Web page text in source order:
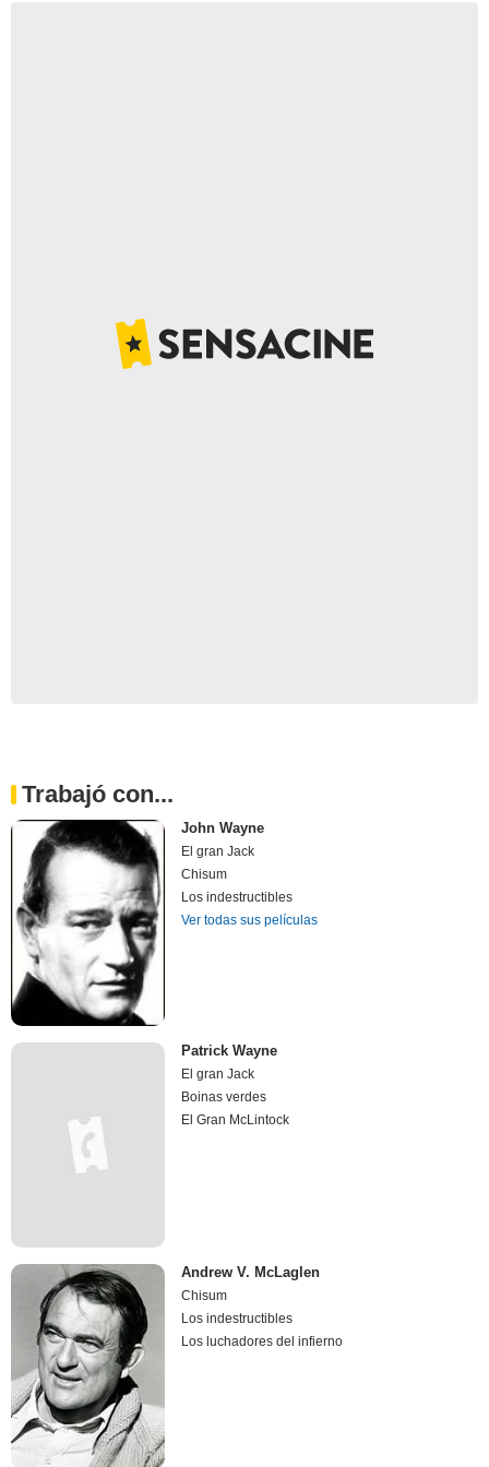
Trabajó con...
John Wayne
El gran Jack
Chisum
Los indestructibles
Ver todas sus películas
Patrick Wayne
El gran Jack
Boinas verdes
El Gran McLintock
Andrew V. McLaglen
Chisum
Los indestructibles
Los luchadores del infierno